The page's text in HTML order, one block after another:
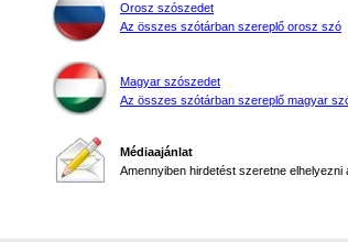
Orosz szószedet
Az összes szótárban szereplő orosz szó
Magyar szószedet
Az összes szótárban szereplő magyar
Médiaajánlat
Amennyiben hirdetést szeretne elhelyezni